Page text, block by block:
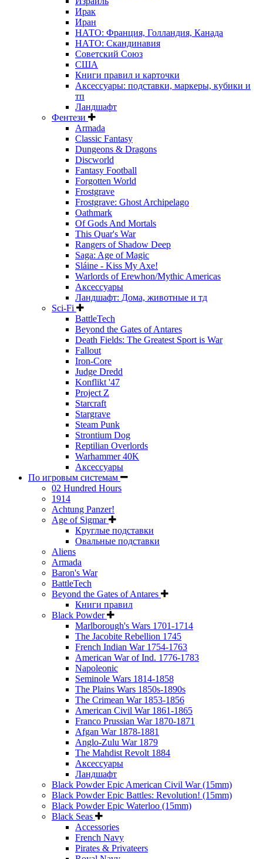
Ирак
Иран
НАТО: Франция, Голландия, Канада
НАТО: Скандинавия
Советский Союз
США
Книги правил и карточки
Аксессуары: подставки, маркеры, кубики и
тп
Ландшафт
Фентези
Armada
Classic Fantasy
Dungeons & Dragons
Discworld
Fantasy Football
Forgotten World
Frostgrave
Frostgrave: Ghost Archipelago
Oathmark
Of Gods And Mortals
This Quar's War
Rangers of Shadow Deep
Saga: Age of Magic
Sláine - Kiss My Axe!
Warlords of Erewhon/Mythic Americas
Аксессуары
Ландшафт: Дома, животные и тд
Sci-Fi
BattleTech
Beyond the Gates of Antares
Death Fields: The Greatest Sport is War
Fallout
Iron-Core
Judge Dredd
Konflikt '47
Project Z
Starcraft
Stargrave
Steam Punk
Strontium Dog
Reptilian Overlords
Warhammer 40K
Аксессуары
По игровым системам
02 Hundred Hours
1914
Achtung Panzer!
Age of Sigmar
Круглые подставки
Овальные подставки
Aliens
Armada
Baron's War
BattleTech
Beyond the Gates of Antares
Книги правил
Black Powder
Marlborough's Wars 1701-1714
The Jacobite Rebellion 1745
French Indian War 1754-1763
American War of Ind. 1776-1783
Napoleonic
Seminole Wars 1814-1858
The Plains Wars 1850s-1890s
The Crimean War 1853-1856
American Civil War 1861-1865
Franco Prussian War 1870-1871
Afgan War 1878-1881
Anglo-Zulu War 1879
The Mahdist Revolt 1884
Аксессуары
Ландшафт
Black Powder Epic American Civil War (15mm)
Black Powder Epic Battles: Revolution! (15mm)
Black Powder Epic Waterloo (15mm)
Black Seas
Accessories
French Navy
Pirates & Privateers